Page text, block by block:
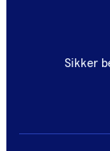
Sikker